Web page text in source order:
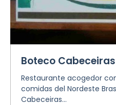
Boteco Cabeceiras
Restaurante acogedor
comidas del Nordeste
Cabeceiras...